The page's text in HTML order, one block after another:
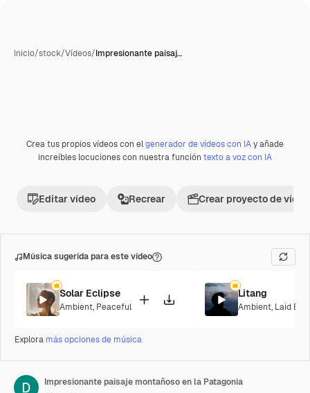
Inicio/stock/Vídeos/Impresionante paisaj…
Premium
Crea tus propios vídeos con elgenerador de vídeos con IAy añade
increíbles locuciones con nuestra función texto a voz con IA
Editar vídeo Recrear Crear proyecto de vídeo
Música sugerida para este vídeo
Solar Eclipse
Ambient, Peaceful
Litang
Ambient, Laid
Explora más opciones de música
Impresionante paisaje montañoso en la Patagonia